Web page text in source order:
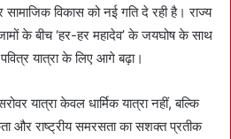
विकास को नई गति दे रही है। राज्य
के बीच ‘हर-हर महादेव’ के जयघोष के साथ
यात्रा के लिए आगे बढ़ा।
यात्रा केवल धार्मिक यात्रा नहीं, बल्कि
और राष्ट्रीय समरसता का सशक्त प्रतीक